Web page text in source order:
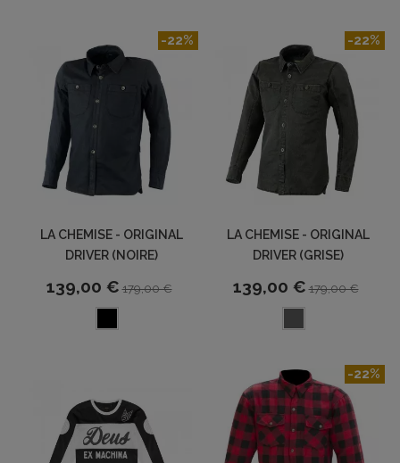
LA CHEMISE - ORIGINAL
DRIVER (NOIRE)
139,00 € 179,00 €
-22%
LA CHEMISE - ORIGINAL
DRIVER (GRISE)
139,00 € 179,00 €
-22%
-22%